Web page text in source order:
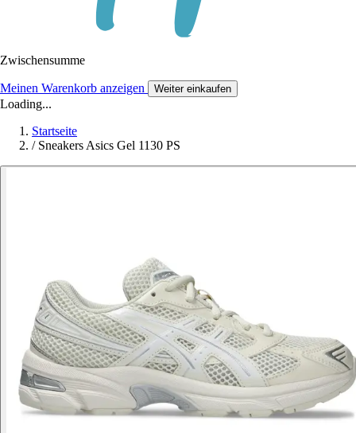
Zwischensumme
Meinen Warenkorb anzeigen Weiter einkaufen
Loading...
Startseite
/ Sneakers Asics Gel 1130 PS